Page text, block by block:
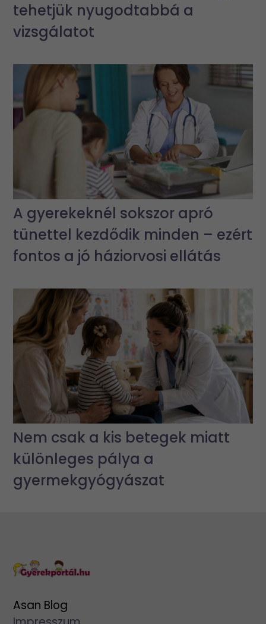
tehetjük nyugodtabbá a
vizsgálatot
A gyerekeknél sokszor apró
tünettel kezdődik minden – ezért
fontos a jó háziorvosi ellátás
Nem csak a kis betegek miatt
különleges pálya a
gyermekgyógyászat
Asan Blog